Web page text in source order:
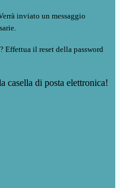
inviato un messaggio
Effettua il reset della password
casella di posta elettronica!